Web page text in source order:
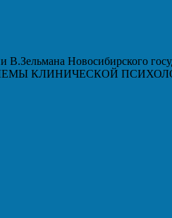
Новосибирского
КЛИНИЧЕСКОЙ